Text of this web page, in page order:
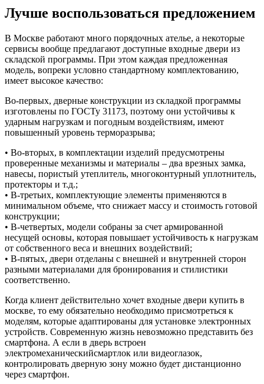
Лучше воспользоваться предложением
В Москве работают много порядочных ателье, а некоторые
сервисы вообще предлагают доступные входные двери из
складской программы. При этом каждая предложенная
модель, вопреки условно стандартному комплектованию,
имеет высокое качество:
Во-первых, дверные конструкции из складкой программы
изготовлены по ГОСТу 31173, поэтому они устойчивы к
ударным нагрузкам и погодным воздействиям, имеют
повышенный уровень терморазрыва;
• Во-вторых, в комплектации изделий предусмотрены
проверенные механизмы и материалы – два врезных замка,
навесы, пористый утеплитель, многоконтурный уплотнитель,
протекторы и т.д.;
• В-третьих, комплектующие элементы применяются в
минимальном объеме, что снижает массу и стоимость готовой
конструкции;
• В-четвертых, модели собраны за счет армированной
несущей основы, которая повышает устойчивость к нагрузкам
от собственного веса и внешних воздействий;
• В-пятых, двери отделаны с внешней и внутренней сторон
разными материалами для бронирования и стилистики
соответственно.
Когда клиент действительно хочет входные двери купить в
москве, то ему обязательно необходимо присмотреться к
моделям, которые адаптированы для установке электронных
устройств. Современную жизнь невозможно представить без
смартфона. А если в дверь встроен
электромеханическийсмартлок или видеоглазок,
контролировать дверную зону можно будет дистанционно
через смартфон.